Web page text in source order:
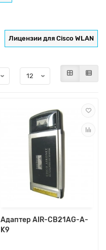
Лицензии для Cisco WLAN
Адаптер AIR-CB21AG-A-
K9